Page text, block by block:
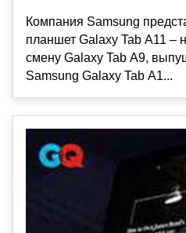
Компания Samsung
планшет Galaxy Tab A11 –
смену Galaxy Tab A9,
Samsung Galaxy Tab A1...